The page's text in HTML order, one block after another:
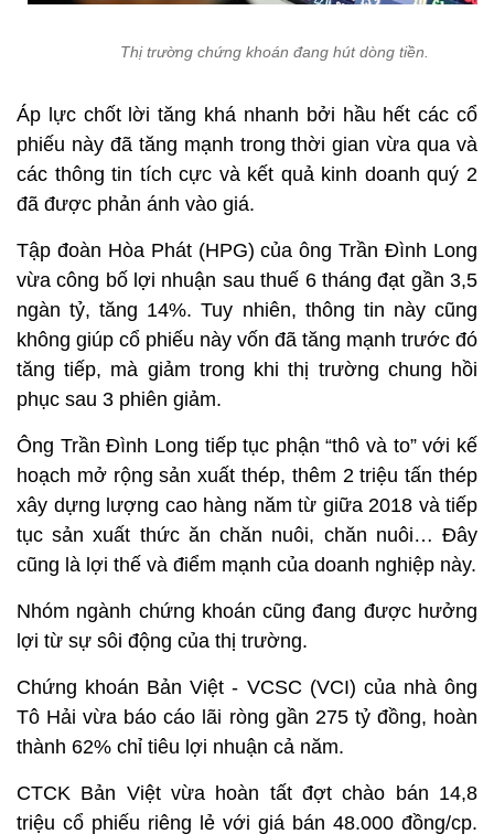
Thị trường chứng khoán đang hút dòng tiền.
Áp lực chốt lời tăng khá nhanh bởi hầu hết các cổ
phiếu này đã tăng mạnh trong thời gian vừa qua và
các thông tin tích cực và kết quả kinh doanh quý 2
đã được phản ánh vào giá.
Tập đoàn Hòa Phát (HPG) của ông Trần Đình Long
vừa công bố lợi nhuận sau thuế 6 tháng đạt gần 3,5
ngàn tỷ, tăng 14%. Tuy nhiên, thông tin này cũng
không giúp cổ phiếu này vốn đã tăng mạnh trước đó
tăng tiếp, mà giảm trong khi thị trường chung hồi
phục sau 3 phiên giảm.
Ông Trần Đình Long tiếp tục phận “thô và to” với kế
hoạch mở rộng sản xuất thép, thêm 2 triệu tấn thép
xây dựng lượng cao hàng năm từ giữa 2018 và tiếp
tục sản xuất thức ăn chăn nuôi, chăn nuôi… Đây
cũng là lợi thế và điểm mạnh của doanh nghiệp này.
Nhóm ngành chứng khoán cũng đang được hưởng
lợi từ sự sôi động của thị trường.
Chứng khoán Bản Việt - VCSC (VCI) của nhà ông
Tô Hải vừa báo cáo lãi ròng gần 275 tỷ đồng, hoàn
thành 62% chỉ tiêu lợi nhuận cả năm.
CTCK Bản Việt vừa hoàn tất đợt chào bán 14,8
triệu cổ phiếu riêng lẻ với giá bán 48.000 đồng/cp.